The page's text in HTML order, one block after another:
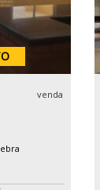
venda